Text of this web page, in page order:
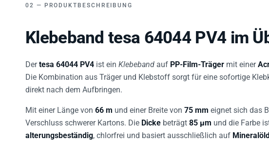
PRODUKTBESCHREIBUNG
Klebeband tesa 64044 PV4 im
Dertesa 64044 PV4 ist ein Klebeband auf PP-Film-Träger mit einer
Die Kombination aus Träger und Klebstoff sorgt für eine sofortige
direkt nach dem Aufbringen.
Mit einer Länge von 66 m und einer Breite von 75 mm eignet sich das
Verschluss schwerer Kartons. Die Dicke beträgt 85 µm und die Farbe
alterungsbeständig, chlorfrei und basiert ausschließlich auf